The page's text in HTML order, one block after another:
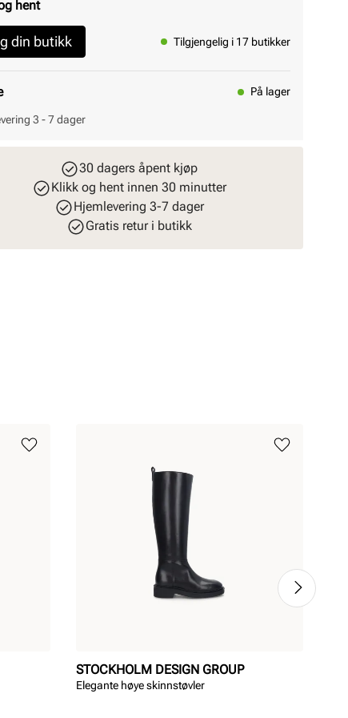
hent
din butikk Tilgjengelig i 17 butikker
På lager
3 - 7 dager
30 dagers åpent kjøp
Klikk og hent innen 30 minutter
Hjemlevering 3-7 dager
Gratis retur i butikk
STOCKHOLM DESIGN GROUP
Elegante høye skinnstøvler